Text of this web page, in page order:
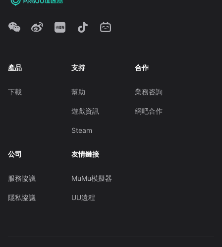
產品
下載
支持
幫助
遊戲資訊
Steam
合作
業務咨詢
網吧合作
公司
服務協議
隱私協議
友情鏈接
MuMu模擬器
UU遠程